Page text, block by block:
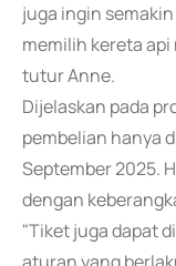
juga ingin
memilih kereta
tutur Anne.
Dijelaskan pada
pembelian hanya
September 2025.
dengan
"Tiket juga dapat